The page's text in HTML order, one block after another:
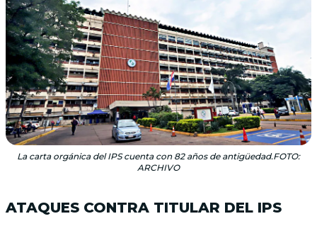
La carta orgánica del IPS cuenta con 82 años de antigüedad.FOTO:
ARCHIVO
ATAQUES CONTRA TITULAR DEL IPS